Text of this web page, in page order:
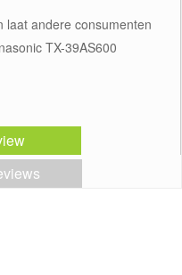
laat andere consumenten
TX-39AS600